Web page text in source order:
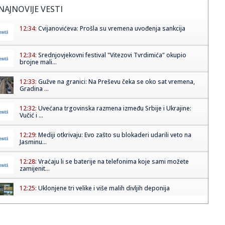
VESTI
12:34: Cvijanovićeva: Prošla su vremena uvođenja sankcija
12:34: Srednjovjekovni festival "Vitezovi Tvrdimića" okupio
brojne mali...
12:33: Gužve na granici: Na Preševu čeka se oko sat vremena,
Gradina ...
12:32: Uvećana trgovinska razmena između Srbije i Ukrajine:
Vučić i ...
12:29: Mediji otkrivaju: Evo zašto su blokaderi udarili veto na
Jasminu...
12:28: Vraćaju li se baterije na telefonima koje sami možete
zamijenit...
12:25: Uklonjene tri velike i više malih divljih deponija